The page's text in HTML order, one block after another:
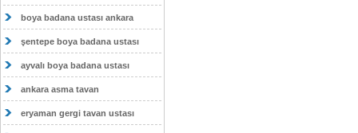
boya badana ustası ankara
şentepe boya badana ustası
ayvalı boya badana ustası
ankara asma tavan
eryaman gergi tavan ustası